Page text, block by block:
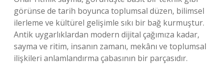
görünse de tarih boyunca toplumsal düzen, bilimsel
ilerleme ve kültürel gelişimle sıkı bir bağ kurmuştur.
Antik uygarlıklardan modern dijital çağımıza kadar,
sayma ve ritim, insanın zamanı, mekânı ve toplumsal
ilişkileri anlamlandırma çabasının bir parçasıdır.